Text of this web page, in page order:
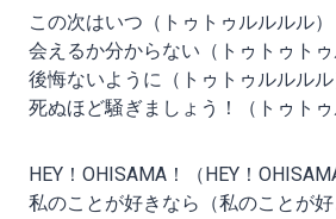
この次はいつ（トゥトゥルルルル）
会えるか分からない（トゥトゥトゥ
後悔ないように（トゥトゥルルルル
死ぬほど騒ぎましょう！（トゥトゥ
HEY！OHISAMA！（HEY！
私のことが好きなら（私のことが好